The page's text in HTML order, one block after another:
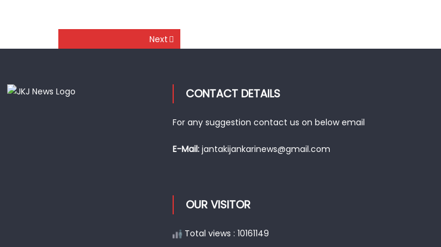
Next
CONTACT DETAILS
For any suggestion contact us on below email
E-Mail: jantakijankarinews@gmail.com
OUR VISITOR
Total views : 10161149